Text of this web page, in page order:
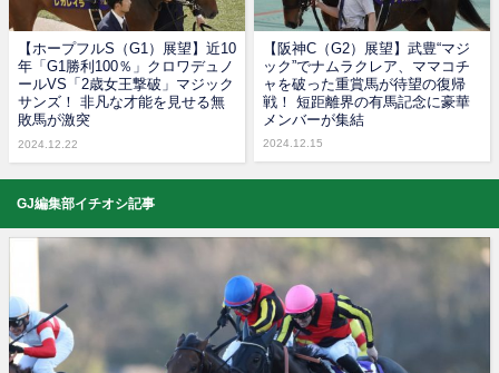
【ホープフルS（G1）展望】近10
年「G1勝利100％」クロワデュノ
ールVS「2歳女王撃破」マジック
サンズ！ 非凡な才能を見せる無
敗馬が激突
2024.12.22
【阪神C（G2）展望】武豊“マジ
ック”でナムラクレア、ママコチ
ャを破った重賞馬が待望の復帰
戦！ 短距離界の有馬記念に豪華
メンバーが集結
2024.12.15
GJ編集部イチオシ記事